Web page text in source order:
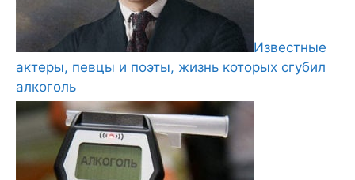
Известные
актеры, певцы и поэты, жизнь которых сгубил
алкоголь